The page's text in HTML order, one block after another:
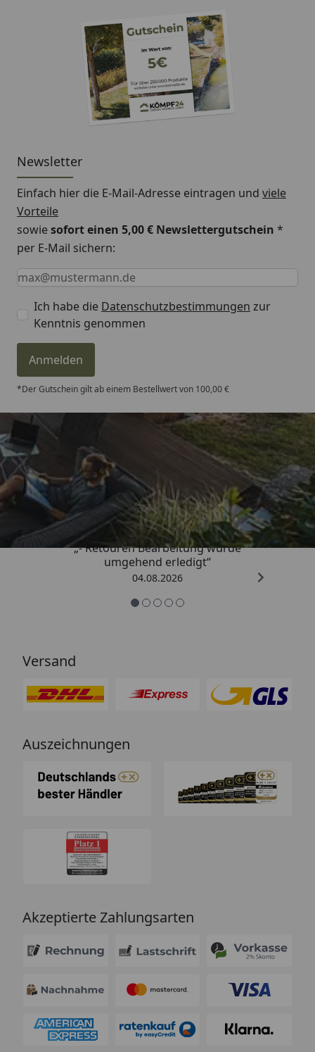
Newsletter
Einfach hier die E-Mail-Adresse eintragen und viele
Vorteile
sowiesofort einen 5,00 € Newslettergutschein *
per E-Mail sichern:
Keine Eingabe erforderlich
Eingabe erforderlich
E-Mail *
Ich habe die Datenschutzbestimmungen zur
Kenntnis genommen
Anmelden
*Der Gutschein gilt ab einem Bestellwert von 100,00 €
Trusted Shops
4,81/ 5
„- Retouren Bearbeitung wurde
umgehend erledigt“
04.08.2026
Versand
Auszeichnungen
Akzeptierte Zahlungsarten